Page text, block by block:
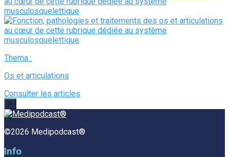
Thema :
Os et articulations
Consulter les articles
>
©2026 Medipodcast®
Info